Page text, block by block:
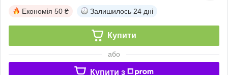
Економія 50 ₴ Залишилось 24 дні
Купити
або
Купити з